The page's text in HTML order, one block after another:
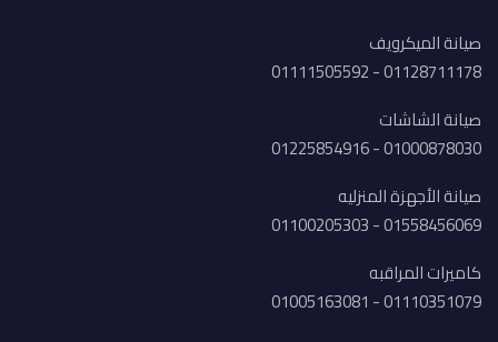
صيانة الميكرويف
01128711178 - 01111505592
صيانة الشاشات
01000878030 - 01225854916
صيانة الأجهزة المنزليه
01558456069 - 01100205303
كاميرات المراقبه
01110351079 - 01005163081